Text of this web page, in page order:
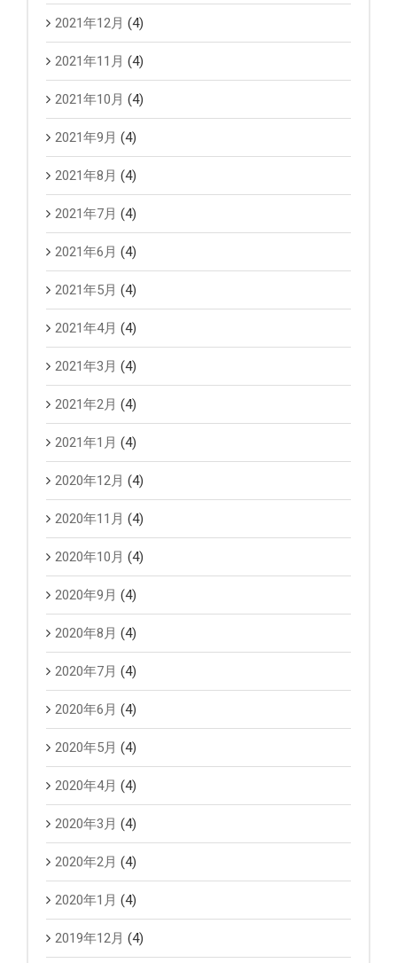
2021年12月 (4)
2021年11月 (4)
2021年10月 (4)
2021年9月 (4)
2021年8月 (4)
2021年7月 (4)
2021年6月 (4)
2021年5月 (4)
2021年4月 (4)
2021年3月 (4)
2021年2月 (4)
2021年1月 (4)
2020年12月 (4)
2020年11月 (4)
2020年10月 (4)
2020年9月 (4)
2020年8月 (4)
2020年7月 (4)
2020年6月 (4)
2020年5月 (4)
2020年4月 (4)
2020年3月 (4)
2020年2月 (4)
2020年1月 (4)
2019年12月 (4)